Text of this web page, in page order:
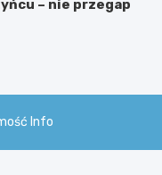
– nie przegap
Info